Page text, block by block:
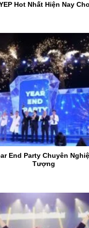
Hot Nhất Hiện Nay
End Party Chuyên
Tượng